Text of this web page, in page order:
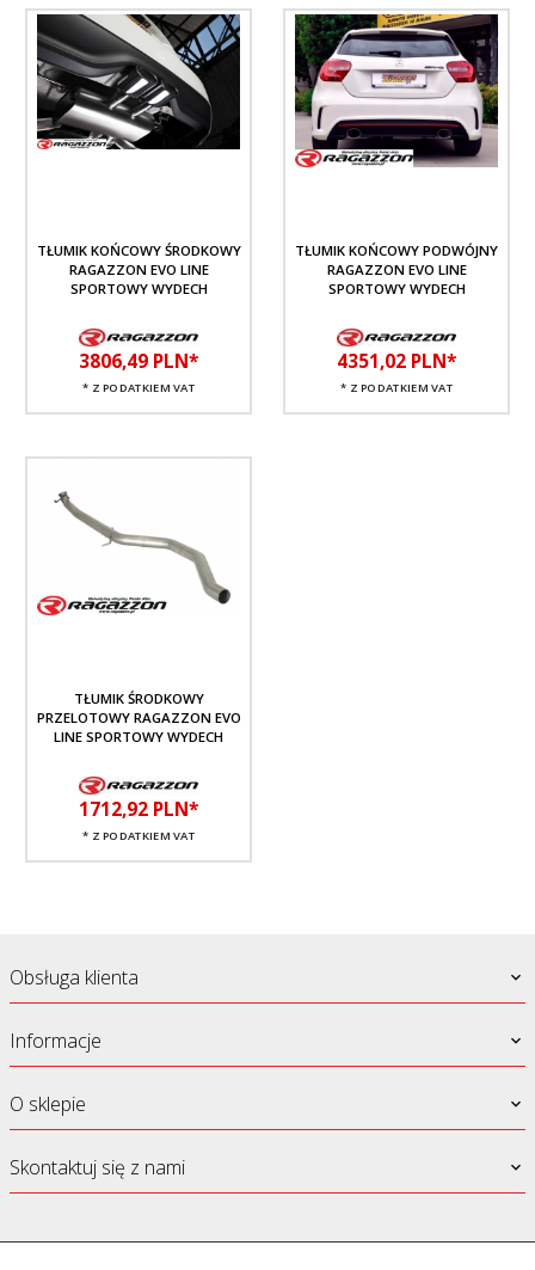
TŁUMIK KOŃCOWY ŚRODKOWY
RAGAZZON EVO LINE
SPORTOWY WYDECH
3806,49 PLN*
* Z PODATKIEM VAT
TŁUMIK KOŃCOWY PODWÓJNY
RAGAZZON EVO LINE
SPORTOWY WYDECH
4351,02 PLN*
* Z PODATKIEM VAT
TŁUMIK ŚRODKOWY
PRZELOTOWY RAGAZZON EVO
LINE SPORTOWY WYDECH
1712,92 PLN*
* Z PODATKIEM VAT
Obsługa klienta
Informacje
O sklepie
Skontaktuj się z nami